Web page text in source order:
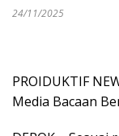
24/11/2025
PROIDUKTIF
Media Bacaan